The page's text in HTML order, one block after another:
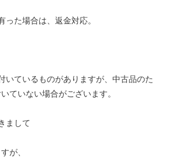
った場合は、返金対応。
いているものがありますが、中古品のた
ていない場合がございます。
まして
が、